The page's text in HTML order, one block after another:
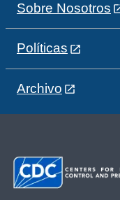
Sobre Nosotros
Políticas
Archivo